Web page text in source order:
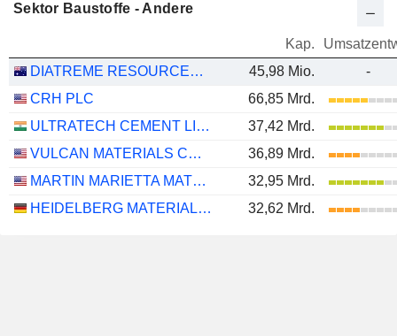
Sektor Baustoffe - Andere
Kap.
DIATREME RESOURCES LIMITED
45,98 Mio.
-
CRH PLC
66,85 Mrd.
ULTRATECH CEMENT LIMITED
37,42 Mrd.
VULCAN MATERIALS COMPANY
36,89 Mrd.
MARTIN MARIETTA MATERIALS, INC.
32,95 Mrd.
HEIDELBERG MATERIALS AG
32,62 Mrd.